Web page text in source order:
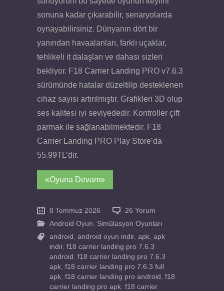
sonuna kadar çıkarabilir, senaryolarda
oynayabilirsiniz. Dünyanın dört bir
yanından havaalanları, farklı uçaklar,
tehlikeli it dalaşları ve dahası sizleri
bekliyor. F18 Carrier Landing PRO v7.6.3
sürümünde hatalar düzeltilip desteklenen
cihaz sayısı artırılmıştır. Grafikleri 3D olup
ses kalitesi iyi seviyededir. Kontroller çift
parmak ile sağlanabilmektedir. F18
Carrier Landing PRO Play Store’da
55.99TL’dir.
«Oyuna Devam»
8 Temmuz 2026
26 Yorum
Android Oyun
Simülasyon Oyunları
android
android oyun indir, apk apk
indir, f18 carrier landing pro 7.6.3
android
f18 carrier landing pro 7.6.3
apk f18 carrier landing pro 7.6.3 full
apk f18 carrier landing pro android
f18
carrier landing pro apk f18 carrier